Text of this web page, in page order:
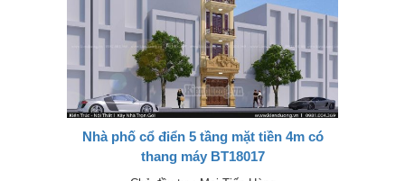
Nhà phố cổ điển 5 tầng mặt tiền 4m có
thang máy BT18017